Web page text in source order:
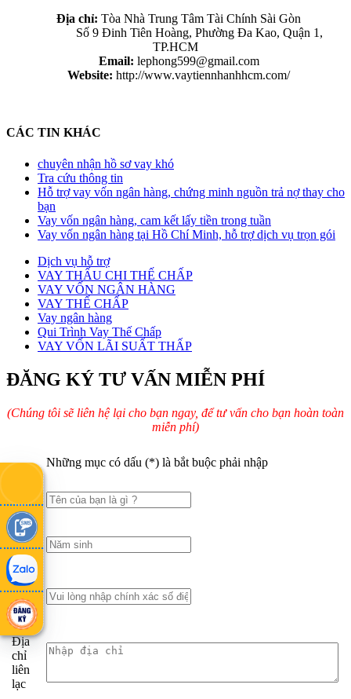
Địa chỉ: Tòa Nhà Trung Tâm Tài Chính Sài Gòn
Số 9 Đinh Tiên Hoàng, Phường Đa Kao, Quận 1,
TP.HCM
Email: lephong599@gmail.com
Website: http://www.vaytiennhanhhcm.com/
CÁC TIN KHÁC
chuyên nhận hồ sơ vay khó
Tra cứu thông tin
Hỗ trợ vay vốn ngân hàng, chứng minh nguồn trả nợ thay cho
bạn
Vay vốn ngân hàng, cam kết lấy tiền trong tuần
Vay vốn ngân hàng tại Hồ Chí Minh, hỗ trợ dịch vụ trọn gói
Dịch vụ hỗ trợ
VAY THẤU CHI THẾ CHẤP
VAY VỐN NGÂN HÀNG
VAY THẾ CHẤP
Vay ngân hàng
Qui Trình Vay Thế Chấp
VAY VỐN LÃI SUẤT THẤP
ĐĂNG KÝ TƯ VẤN MIỄN PHÍ
(Chúng tôi sẽ liên hệ lại cho bạn ngay, để tư vấn cho bạn hoàn toàn
miễn phí)
Những mục có dấu (*) là bắt buộc phải nhập
Tên
(*)
Năm
sinh
Số
điện
thoại
(*)
Địa
chỉ
liên
lạc